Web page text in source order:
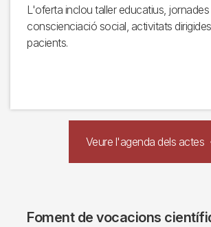
L'oferta inclou taller educatius, jornades
conscienciació social, activitats
pacients.
Veure l'agenda dels actes
Foment de vocacions